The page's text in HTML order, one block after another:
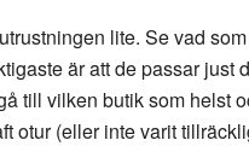
lite. Se vad
är att de passar just
till vilken butik som helst
otur (eller inte varit